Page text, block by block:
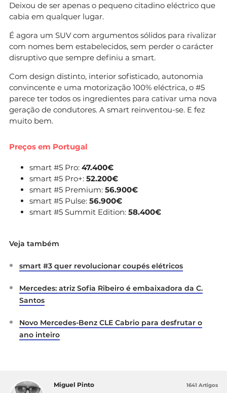
Deixou de ser apenas o pequeno citadino eléctrico que
cabia em qualquer lugar.
É agora um SUV com argumentos sólidos para rivalizar
com nomes bem estabelecidos, sem perder o carácter
disruptivo que sempre definiu a smart.
Com design distinto, interior sofisticado, autonomia
convincente e uma motorização 100% eléctrica, o #5
parece ter todos os ingredientes para cativar uma nova
geração de condutores. A smart reinventou-se. E fez
muito bem.
Preços em Portugal
smart #5 Pro: 47.400€
smart #5 Pro+: 52.200€
smart #5 Premium: 56.900€
smart #5 Pulse: 56.900€
smart #5 Summit Edition: 58.400€
Veja também
smart #3 quer revolucionar coupés elétricos
Mercedes: atriz Sofia Ribeiro é embaixadora da C.
Santos
Novo Mercedes-Benz CLE Cabrio para desfrutar o
ano inteiro
Miguel Pinto 1641 Artigos